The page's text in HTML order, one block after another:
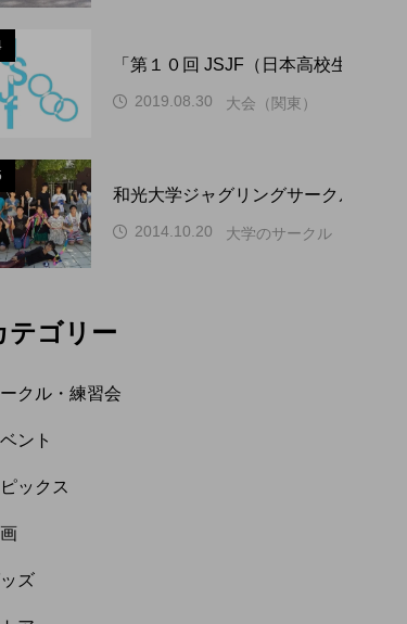
「第１０回 JSJF（日本高校生ジャ
2019.08.30 大会（関東）
和光大学ジャグリングサークル WAP
2014.10.20 大学のサークル（関東）
テゴリー
クル・練習会
ント
ピックス
ズ